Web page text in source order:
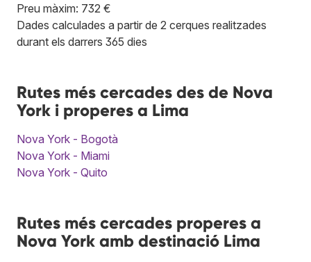
Preu màxim: 732 €
Dades calculades a partir de 2 cerques realitzades
durant els darrers 365 dies
Rutes més cercades des de Nova
York i properes a Lima
Nova York - Bogotà
Nova York - Miami
Nova York - Quito
Rutes més cercades properes a
Nova York amb destinació Lima